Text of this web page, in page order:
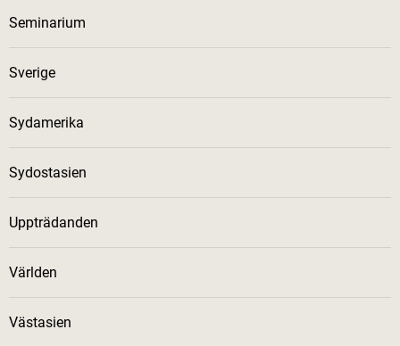
Seminarium
Sverige
Sydamerika
Sydostasien
Uppträdanden
Världen
Västasien